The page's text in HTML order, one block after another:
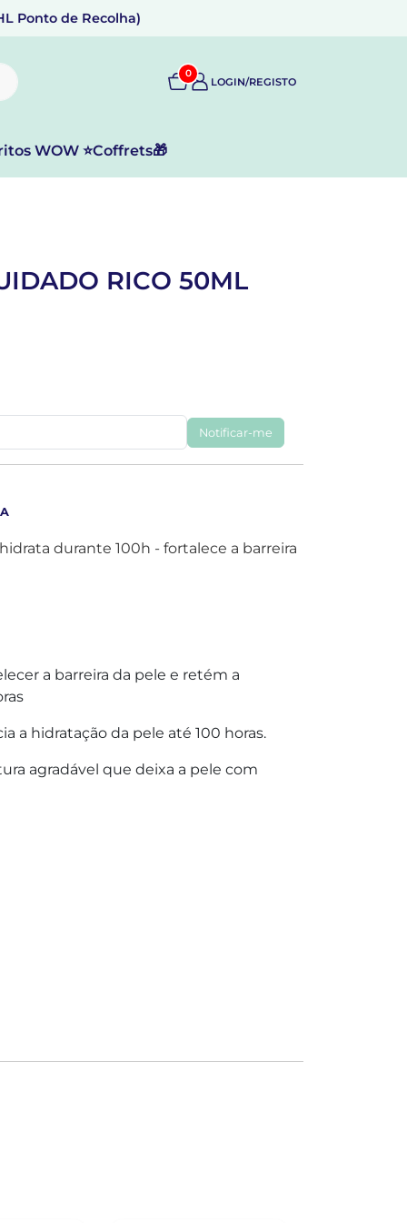
Ponto de Recolha)
0
LOGIN/REGISTO
WOW ⭐Coffrets🎁
RICO 50ML
Notificar-me
durante 100h - fortalece a barreira
a barreira da pele e retém a
a hidratação da pele até 100 horas.
agradável que deixa a pele com